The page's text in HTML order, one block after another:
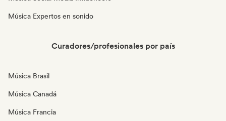
Música Expertos en sonido
Curadores/profesionales por país
Música Brasil
Música Canadá
Música Francia